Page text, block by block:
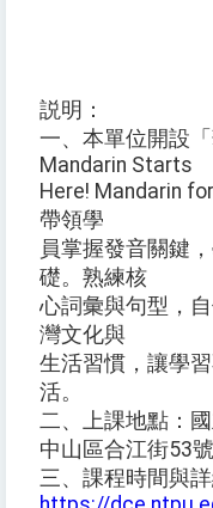
説明：
一、本單位開設
Mandarin Starts
Here! Mandarin
帶領學
員掌握發音關鍵
礎。熟練核
心詞彙與句型，
灣文化與
生活習慣，讓學
活。
二、上課地點：
中山區合江街53號
三、課程時間與